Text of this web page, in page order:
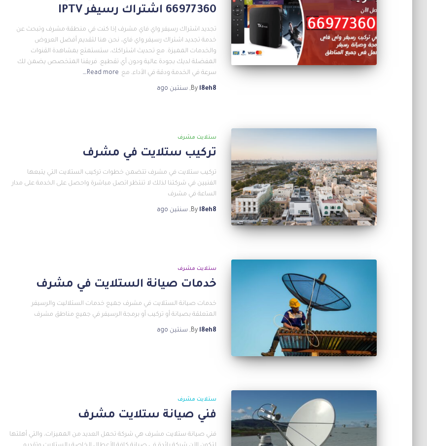
66977360 اشتراك رسيفر IPTV
تجديد اشتراك رسيفر واي فاي مشرف إذا كنت في منطقة مشرف وتبحث عن
خدمة تجديد اشتراك رسيفر واي فاي، نحن هنا لتقديم أفضل العروض
والخدمات المميزة. مع تحديث اشتراكك، ستستمتع بمشاهدة القنوات
المفضلة لديك بجودة عالية ودون أي تقطيع. فريقنا المتخصص يضمن لك
سرعة في الخدمة ودقة في الأداء، مع Read more…
By l8eh8
, سنتين
ستلايت مشرف
تركيب ستلايت في مشرف
تركيب ستلايت في مشرف تتضمن خطوات تركيب الستلايت التي يتبعها
الفنيين في شركتنا لذلك لا تنتظر اتصل مباشرة واحصل على الخدمة على مدار
الساعة في مشرف
By l8eh8
, سنتين
ستلايت مشرف
خدمات صيانة الستلايت في مشرف
خدمات صيانة الستلايت في مشرف جميع خدمات الستلاليت والرسيفر
المتعلقة بصيانة أو تركيب أو برمجة الرسيفر في جميع مناطق مشرف
By l8eh8
, سنتين
ستلايت مشرف
فني صيانة ستلايت مشرف
فني صيانة ستلايت مشرف هي شركة تحمل العديد من المميزات، والتي أهلتها